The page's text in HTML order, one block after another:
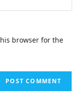
browser for the